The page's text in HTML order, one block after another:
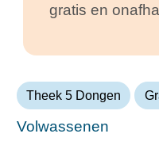
gratis en
Theek 5 Dongen
Volwassenen